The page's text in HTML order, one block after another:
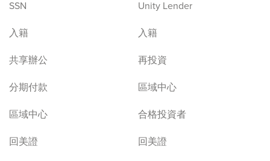
SSN
Unity Lender
入籍
入籍
共享辦公
再投資
分期付款
區域中心
區域中心
合格投資者
回美證
回美證